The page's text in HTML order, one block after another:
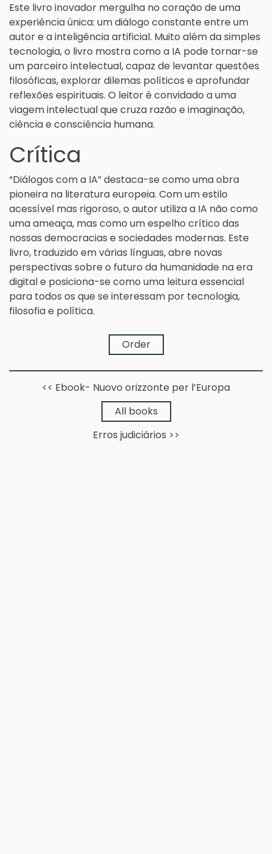
Este livro inovador mergulha no coração de uma
experiência única: um diálogo constante entre um
autor e a inteligência artificial. Muito além da simples
tecnologia, o livro mostra como a IA pode tornar-se
um parceiro intelectual, capaz de levantar questões
filosóficas, explorar dilemas políticos e aprofundar
reflexões espirituais. O leitor é convidado a uma
viagem intelectual que cruza razão e imaginação,
ciência e consciência humana.
Crítica
“Diálogos com a IA” destaca-se como uma obra
pioneira na literatura europeia. Com um estilo
acessível mas rigoroso, o autor utiliza a IA não como
uma ameaça, mas como um espelho crítico das
nossas democracias e sociedades modernas. Este
livro, traduzido em várias línguas, abre novas
perspectivas sobre o futuro da humanidade na era
digital e posiciona-se como uma leitura essencial
para todos os que se interessam por tecnologia,
filosofia e política.
Order➔
<< Ebook- Nuovo orizzonte per l’Europa
All books
Erros judiciários >>